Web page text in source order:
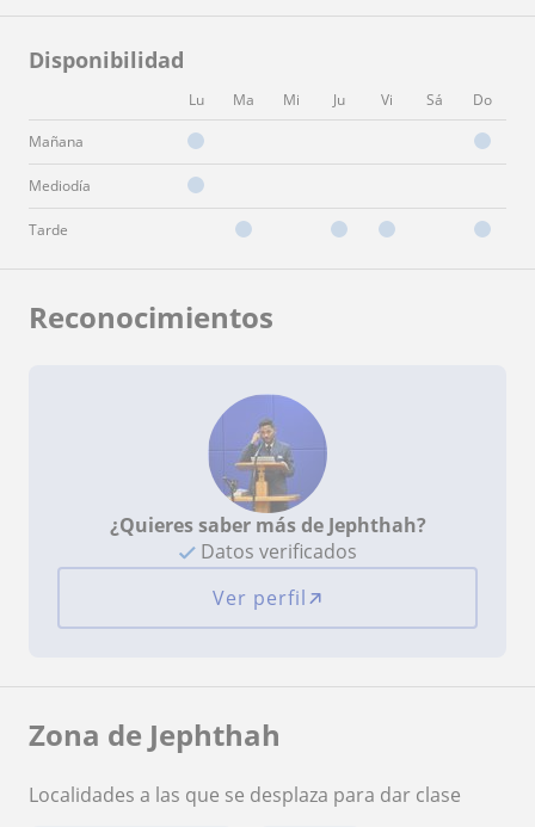
Disponibilidad
Lu Ma Mi Ju Vi Sá Do
Mañana
Mediodía
Tarde
Reconocimientos
¿Quieres saber más de Jephthah?
Datos verificados
Ver perfil
Zona de Jephthah
Localidades a las que se desplaza para dar clase